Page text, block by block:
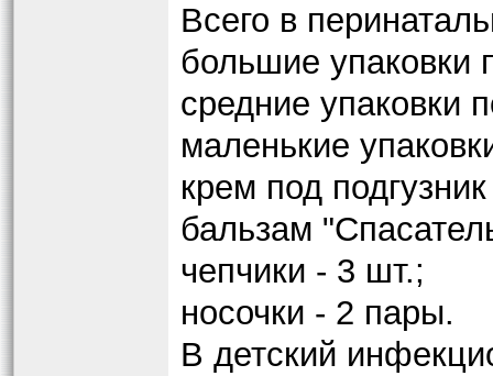
Всего в
большие упаковки
средние упаковки
маленькие
крем под
бальзам
чепчики - 3 шт.;
носочки - 2 пары.
В детский